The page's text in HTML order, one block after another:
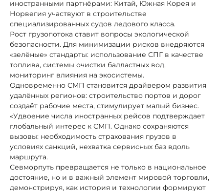
иностранными партнёрами: Китай, Южная Корея и
Норвегия участвуют в строительстве
специализированных судов ледового класса.
Рост грузопотока ставит вопросы экологической
безопасности. Для минимизации рисков внедряются
«зелёные» стандарты: использование СПГ в качестве
топлива, системы очистки балластных вод,
мониторинг влияния на экосистемы.
Одновременно СМП становится драйвером развития
удалённых регионов: строительство портов и дорог
создаёт рабочие места, стимулирует малый бизнес.
«Удвоение числа иностранных рейсов подтверждает
глобальный интерес к СМП. Однако сохраняются
вызовы: необходимость страхования грузов в
условиях санкций, нехватка сервисных баз вдоль
маршрута.
Севморпуть превращается не только в национальное
достояние, но и в важный элемент мировой торговли,
демонстрируя, как история и технологии формируют